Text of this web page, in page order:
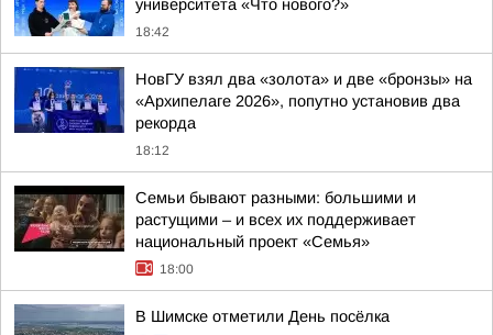
университета «Что нового?»
18:42
НовГУ взял два «золота» и две «бронзы» на
«Архипелаге 2026», попутно установив два
рекорда
18:12
Семьи бывают разными: большими и
растущими – и всех их поддерживает
национальный проект «Семья»
18:00
В Шимске отметили День посёлка